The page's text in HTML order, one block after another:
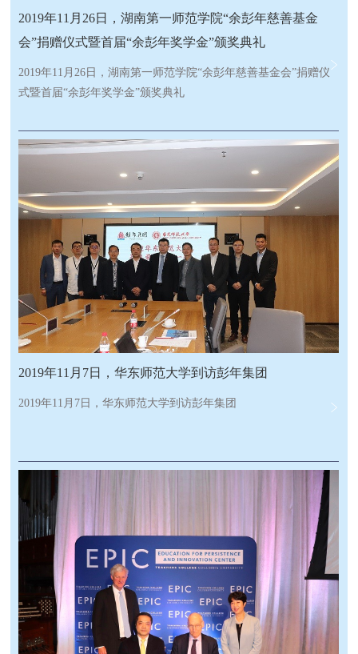
命科学学院刘 凯地理科学学部刘晓辉物理学系李中山外国语言文
学学院李文华化学学院吴国灿全球变化与地球系统科学研究院何
挺法学院陈梦根统计学院陈 磊环境学院林辉锋历史学院戴 觅经
济与工商管理学院 联系人：吴强 58802408 wuqiang@bnu.edu.cn
2019年11月26日，湖南第一师范学院“余彭年慈善基金
会”捐赠仪式暨首届“余彭年奖学金”颁奖典礼
2019年11月26日，湖南第一师范学院“余彭年慈善基金会”捐赠仪
式暨首届“余彭年奖学金”颁奖典礼
2019年11月7日，华东师范大学到访彭年集团
2019年11月7日，华东师范大学到访彭年集团